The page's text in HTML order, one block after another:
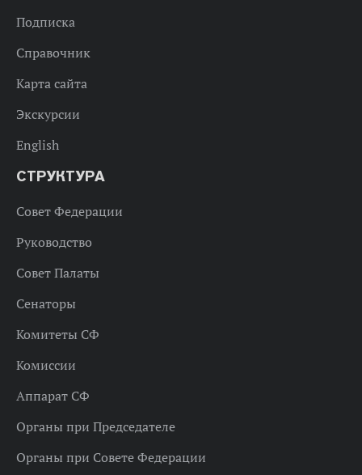
Подписка
Справочник
Карта сайта
Экскурсии
English
СТРУКТУРА
Совет Федерации
Руководство
Совет Палаты
Сенаторы
Комитеты СФ
Комиссии
Аппарат СФ
Органы при Председателе
Органы при Совете Федерации